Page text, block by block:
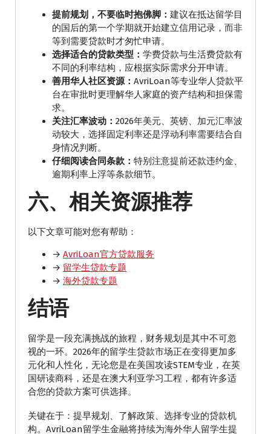
提前规划，不要临时抱佛脚： 建议在抵达留学目
的国后的第一个学期就开始建立信用记录，而非
等到需要贷款时才匆忙申请。
选择适合的贷款类型： 学费贷款与生活费贷款有
不同的利率结构，应根据实际需求分开申请。
善用华人社区资源： AvriLoan等专业华人贷款平
台在审批时更理解华人家庭的资产结构和担保需
求。
关注汇率波动： 2026年美元、英镑、加元汇率波
动较大，选择固定利率还是浮动利率需要结合自
身情况判断。
仔细阅读合同条款： 特别注意提前还款违约金、
逾期利率上浮等条款细节。
六、相关资源推荐
以下文章可能对您有帮助：
→ AvriLoan官方贷款服务
→ 留学生贷款专题
→ 海外贷款专题
结语
留学是一段充满挑战的旅程，财务规划是其中不可忽
视的一环。2026年的留学生贷款市场正在变得更加多
元化和人性化，无论您是在美国攻读STEM专业，在英
国研读商科，还是在澳大利亚学习工程，都有许多适
合您的贷款方案可供选择。
关键在于：提早规划、了解政策、选择专业的贷款机
构。AvriLoan留学生金融将持续为海外华人留学生提